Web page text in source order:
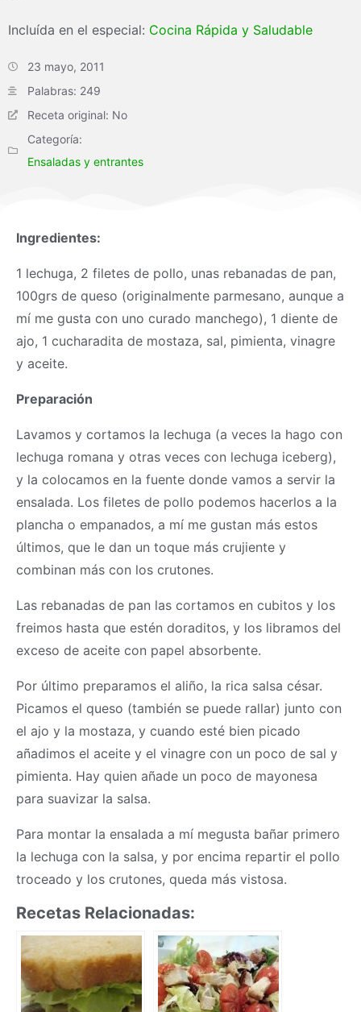
Incluída en el especial: Cocina Rápida y Saludable
23 mayo, 2011
Palabras: 249
Receta original: No
Categoría:
Ensaladas y entrantes
Ingredientes:
1 lechuga, 2 filetes de pollo, unas rebanadas de pan,
100grs de queso (originalmente parmesano, aunque a
mí me gusta con uno curado manchego), 1 diente de
ajo, 1 cucharadita de mostaza, sal, pimienta, vinagre
y aceite.
Preparación
Lavamos y cortamos la lechuga (a veces la hago con
lechuga romana y otras veces con lechuga iceberg),
y la colocamos en la fuente donde vamos a servir la
ensalada. Los filetes de pollo podemos hacerlos a la
plancha o empanados, a mí me gustan más estos
últimos, que le dan un toque más crujiente y
combinan más con los crutones.
Las rebanadas de pan las cortamos en cubitos y los
freimos hasta que estén doraditos, y los libramos del
exceso de aceite con papel absorbente.
Por último preparamos el aliño, la rica salsa césar.
Picamos el queso (también se puede rallar) junto con
el ajo y la mostaza, y cuando esté bien picado
añadimos el aceite y el vinagre con un poco de sal y
pimienta. Hay quien añade un poco de mayonesa
para suavizar la salsa.
Para montar la ensalada a mí megusta bañar primero
la lechuga con la salsa, y por encima repartir el pollo
troceado y los crutones, queda más vistosa.
Recetas Relacionadas: